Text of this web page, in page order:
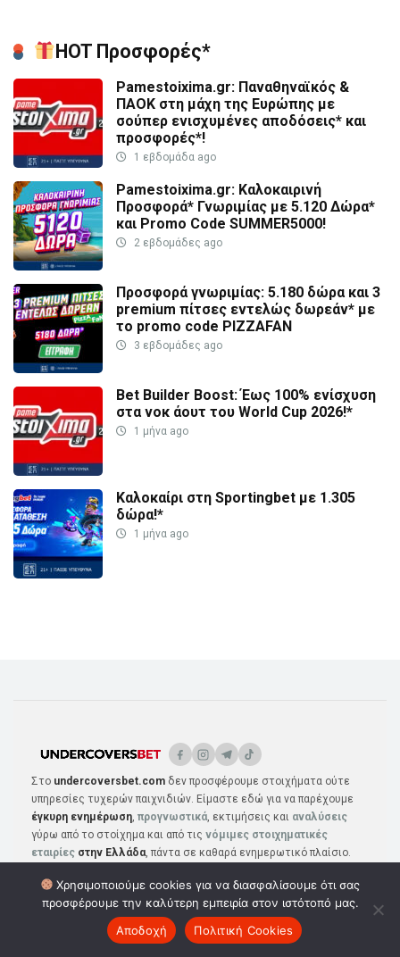
HOT Προσφορές*
Pamestoixima.gr: Παναθηναϊκός &
ΠΑΟΚ στη μάχη της Ευρώπης με
σούπερ ενισχυμένες αποδόσεις* και
προσφορές*!
1 εβδομάδα ago
Pamestoixima.gr: Καλοκαιρινή
Προσφορά* Γνωριμίας με 5.120 Δώρα*
και Promo Code SUMMER5000!
2 εβδομάδες ago
Προσφορά γνωριμίας: 5.180 δώρα και 3
premium πίτσες εντελώς δωρεάν* με
το promo code PIZZAFAN
3 εβδομάδες ago
Bet Builder Boost: Έως 100% ενίσχυση
στα νοκ άουτ του World Cup 2026!*
1 μήνα ago
Καλοκαίρι στη Sportingbet με 1.305
δώρα!*
1 μήνα ago
Στο undercoversbet.com δεν προσφέρουμε στοιχήματα ούτε
υπηρεσίες τυχερών παιχνιδιών. Είμαστε εδώ για να παρέχουμε
έγκυρη ενημέρωση, προγνωστικά, εκτιμήσεις και αναλύσεις
γύρω από το στοίχημα και από τις νόμιμες στοιχηματικές
εταιρίες στην Ελλάδα, πάντα σε καθαρά ενημερωτικό πλαίσιο.
μόνο σε επισκέπτεςάνω των 21 ετών. *Ισχύουν Όροι &
Προϋποθέσεις
Χρησιμοποιούμε cookies για να διασφαλίσουμε ότι σας
προσφέρουμε την καλύτερη εμπειρία στον ιστότοπό μας.
Αποδοχή
Πολιτική Cookies